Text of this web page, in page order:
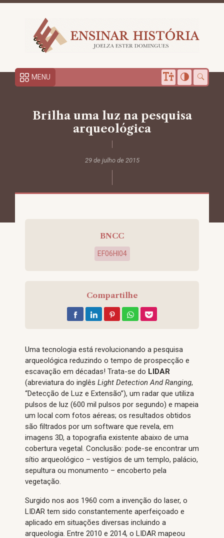
MENU
Brilha uma luz na pesquisa
arqueológica
29 de julho de 2015
BNCC
EF06HI04
Compartilhe
Uma tecnologia está revolucionando a pesquisa
arqueológica reduzindo o tempo de prospecção e
escavação em décadas! Trata-se do LIDAR
(abreviatura do inglês Light Detection And Ranging,
“Detecção de Luz e Extensão”), um radar que utiliza
pulsos de luz (600 mil pulsos por segundo) e mapeia
um local com fotos aéreas; os resultados obtidos
são filtrados por um software que revela, em
imagens 3D, a topografia existente abaixo de uma
cobertura vegetal. Conclusão: pode-se encontrar um
sítio arqueológico – vestígios de um templo, palácio,
sepultura ou monumento – encoberto pela
vegetação.
Surgido nos aos 1960 com a invenção do laser, o
LIDAR tem sido constantemente aperfeiçoado e
aplicado em situações diversas incluindo a
arqueologia. Entre 2010 e 2014, o LIDAR mapeou